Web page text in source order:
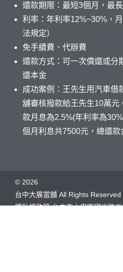
還款期限：最短3個月，最
利率：年利率12%~30%，
法規定）
免手續費、代辦費
還款方式：可一次償還或分
還本金
成功案例：王先生用汽車借
舖審核撥款給王先生10萬元
款月息為2.5%(年利率為
個月利息共7500元，總還
© 2026
台中大展當舖 All Rights Reserved
隱私權政策台中市大里區國光路